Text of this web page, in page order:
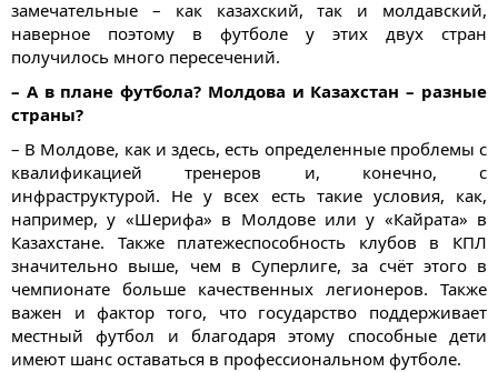
замечательные – как казахский, так и молдавский,
наверное поэтому в футболе у этих двух стран
получилось много пересечений.
– А в плане футбола? Молдова и Казахстан – разные
страны?
– В Молдове, как и здесь, есть определенные проблемы с
квалификацией тренеров и, конечно, с
инфраструктурой. Не у всех есть такие условия, как,
например, у «Шерифа» в Молдове или у «Кайрата» в
Казахстане. Также платежеспособность клубов в КПЛ
значительно выше, чем в Суперлиге, за счёт этого в
чемпионате больше качественных легионеров. Также
важен и фактор того, что государство поддерживает
местный футбол и благодаря этому способные дети
имеют шанс оставаться в профессиональном футболе.